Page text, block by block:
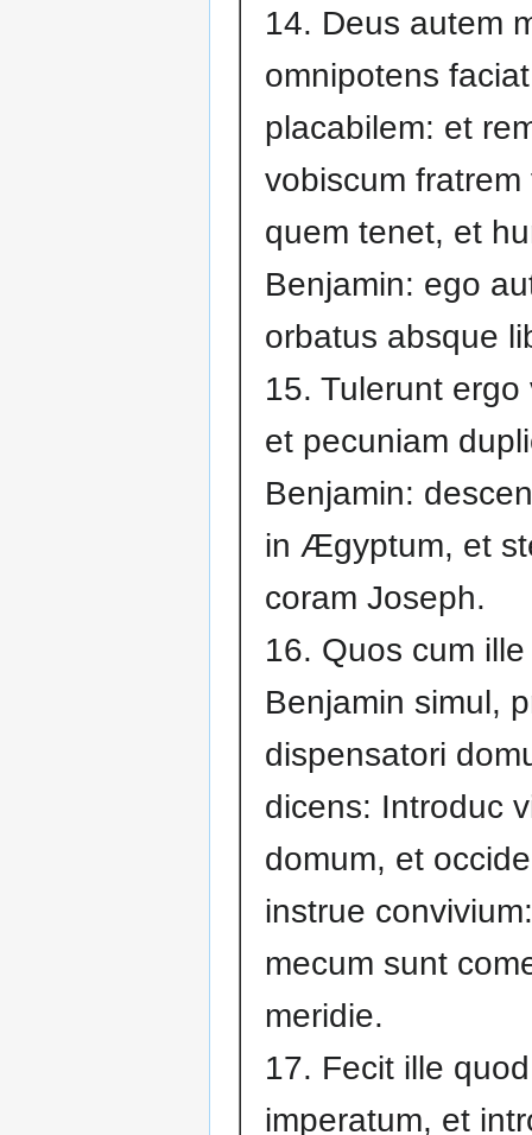
14. Deus autem
omnipotens
placabilem: et
vobiscum fratrem
quem tenet, et
Benjamin: ego
orbatus absque
15. Tulerunt ergo
et pecuniam
Benjamin:
in Ægyptum, et
coram Joseph.
16. Quos cum
Benjamin simul,
dispensatori
dicens: Introduc
domum, et
instrue
mecum sunt
meridie.
17. Fecit ille
imperatum, et